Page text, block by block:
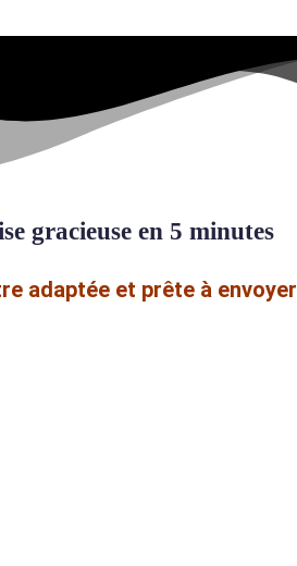
gracieuse en 5 minutes
adaptée et prête à envoyer